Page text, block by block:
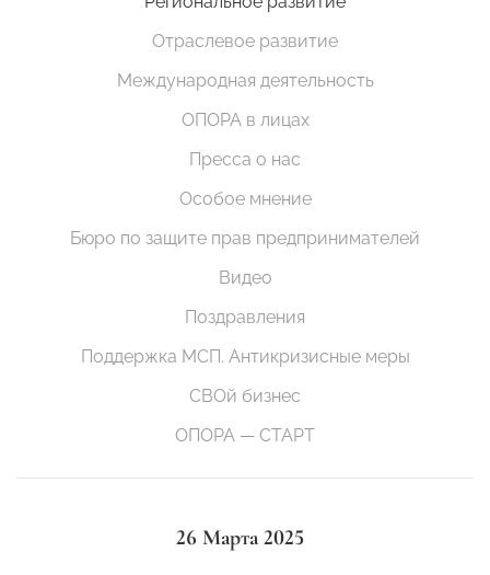
Отраслевое развитие
Международная деятельность
ОПОРА в лицах
Пресса о нас
Особое мнение
Бюро по защите прав предпринимателей
Видео
Поздравления
Поддержка МСП. Антикризисные меры
СВОй бизнес
ОПОРА — СТАРТ
26 Марта 2025